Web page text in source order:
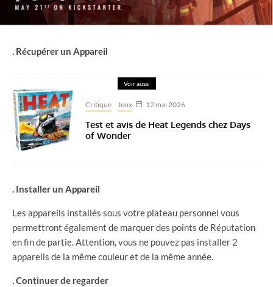
. Récupérer un Appareil
Voir aussi
Critique Jeux 12 mai 2026
Test et avis de Heat Legends chez Days
of Wonder
. Installer un Appareil
Les appareils installés sous votre plateau personnel vous
permettront également de marquer des points de Réputation
en fin de partie. Attention, vous ne pouvez pas installer 2
appareils de la même couleur et de la même année.
. Continuer de regarder